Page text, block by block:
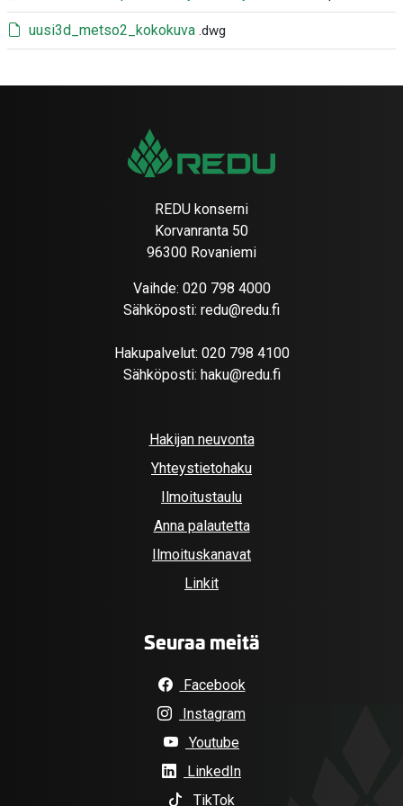
uusi3d_metso2_kokokuva .dwg
REDU konserni
Korvanranta 50
96300 Rovaniemi
Vaihde: 020 798 4000
Sähköposti: redu@redu.fi
Hakupalvelut: 020 798 4100
Sähköposti: haku@redu.fi
Hakijan neuvonta
Yhteystietohaku
Ilmoitustaulu
Anna palautetta
Ilmoituskanavat
Linkit
Seuraa meitä
Facebook
Instagram
Youtube
LinkedIn
TikTok